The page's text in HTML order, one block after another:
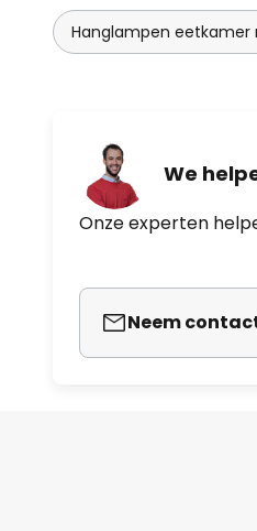
Hanglampen
We
Onze experten
Neem